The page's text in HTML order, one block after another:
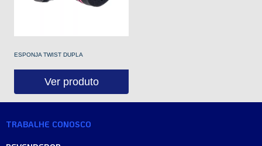
ESPONJA TWIST DUPLA
Ver produto
TRABALHE CONOSCO